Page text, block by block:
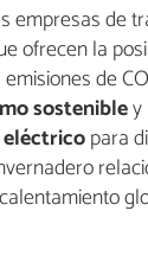
empresas de
ofrecen la
de
sostenible
para